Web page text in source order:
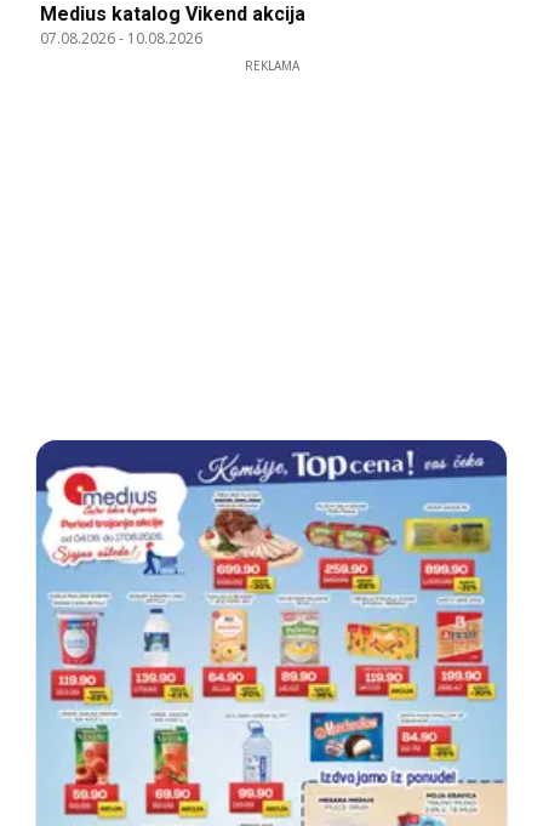
Medius katalog Vikend akcija
07.08.2026- 10.08.2026
REKLAMA